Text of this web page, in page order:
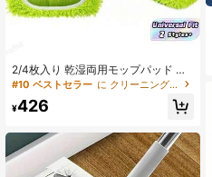
2/4枚入り 乾湿両用モップパッド ユ
ニバーサルフィット 再利用可能 洗え
つきにくい グリーン スイーパー対応
いに最適 ホーム キッチン バスルー
ム オフィス用 掃除用品 交換用パッ
ド
#10 ベストセラー に クリーニングツールアクセサリー
¥426